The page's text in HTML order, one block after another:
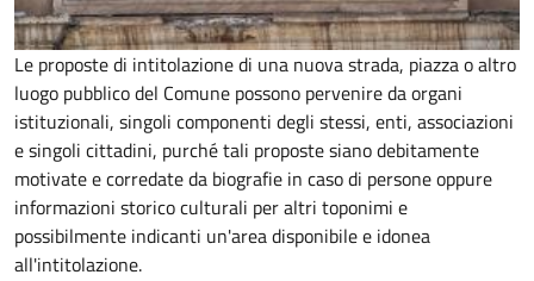
Le proposte di intitolazione di una nuova strada, piazza o altro
luogo pubblico del Comune possono pervenire da organi
istituzionali, singoli componenti degli stessi, enti, associazioni
e singoli cittadini, purché tali proposte siano debitamente
motivate e corredate da biografie in caso di persone oppure
informazioni storico culturali per altri toponimi e
possibilmente indicanti un'area disponibile e idonea
all'intitolazione.